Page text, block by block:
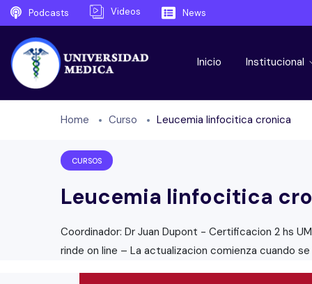
Podcasts Videos News
Inicio Institucional
Home Curso Leucemia linfocitica cronica
CURSOS
Leucemia linfocitica
Coordinador: Dr Juan Dupont - Certificacion 2 hs
rinde on line – La actualizacion comienza cuando